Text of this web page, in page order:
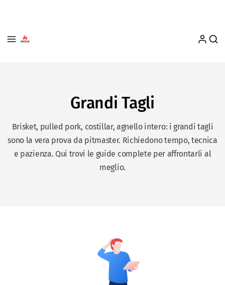
Grandi Tagli
Brisket, pulled pork, costillar, agnello intero: i grandi tagli
sono la vera prova da pitmaster. Richiedono tempo, tecnica
e pazienza. Qui trovi le guide complete per affrontarli al
meglio.